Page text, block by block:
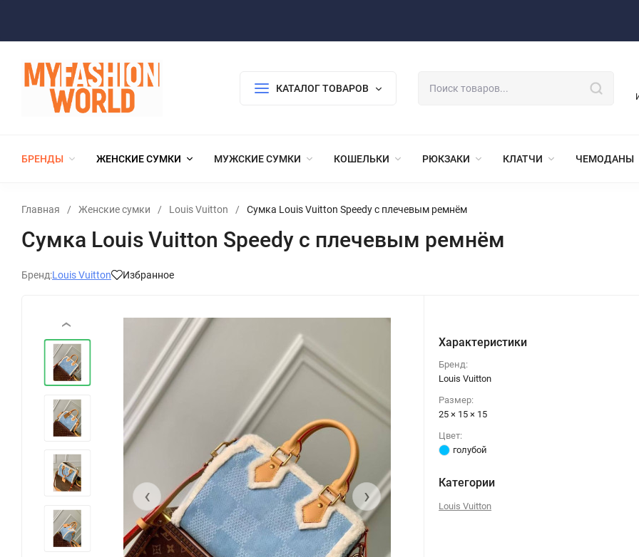
КАТАЛОГ ТОВАРОВ
БРЕНДЫ ЖЕНСКИЕ СУМКИ МУЖСКИЕ СУМКИ КОШЕЛЬКИ РЮКЗАКИ КЛАТЧИ ЧЕМОДАНЫ
Главная / Женские сумки / Louis Vuitton / Сумка Louis Vuitton Speedy с плечевым ремнём
Сумка Louis Vuitton Speedy с плечевым ремнём
Бренд:Louis Vuitton Избранное
‹ ›
‹
Характеристики
Бренд:
Louis Vuitton
Размер:
25 × 15 × 15
Цвет:
голубой
Категории
Louis Vuitton